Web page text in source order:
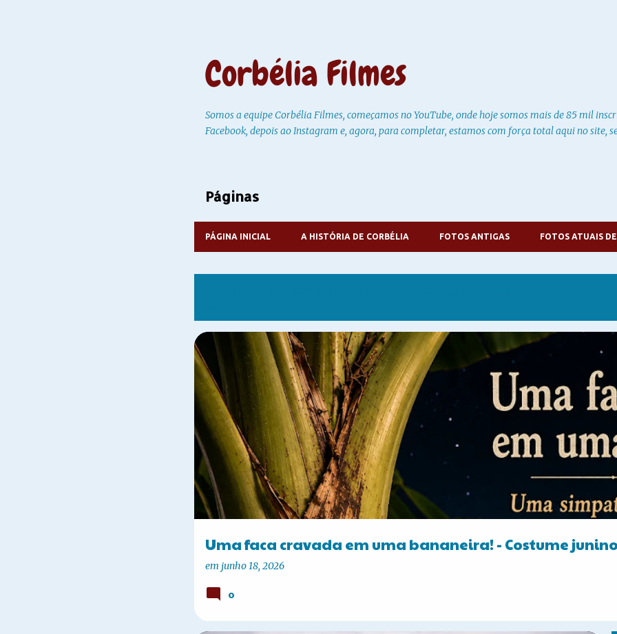
Corbélia Filmes
Somos a equipe Corbélia Filmes, começamos no YouTube, onde hoje somos mais de 85 mil
Facebook, depois ao Instagram e, agora, para completar, estamos com força total aqui no site,
Páginas
PÁGINA INICIAL A HISTÓRIA DE CORBÉLIA FOTOS ANTIGAS FOTOS ATUAIS
P
o
s
t
a
g
e
Uma faca cravada em uma bananeira! - Costume
em junho 18, 2026
COSTUMES ANTIGOS
0